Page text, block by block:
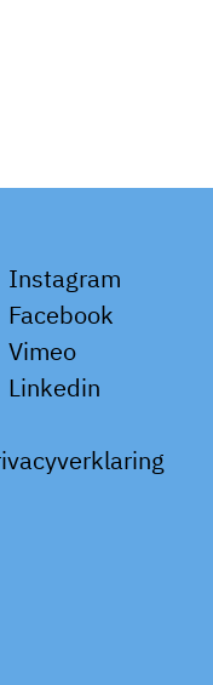
Instagram
Facebook
Vimeo
Linkedin